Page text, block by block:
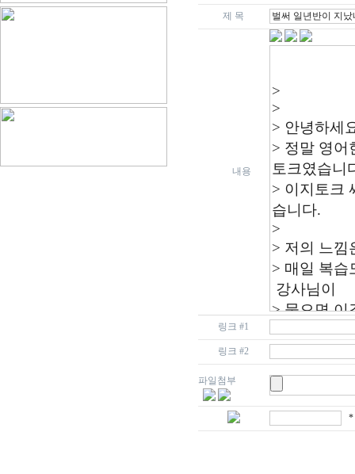
제 목
내용
링크 #1
링크 #2
파일첨부
*